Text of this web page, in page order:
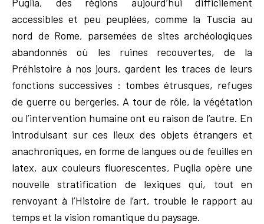
accessibles et peu peuplées, comme la Tuscia au
nord de Rome, parsemées de sites archéologiques
abandonnés où les ruines recouvertes, de la
Préhistoire à nos jours, gardent les traces de leurs
fonctions successives : tombes étrusques, refuges
de guerre ou bergeries. A tour de rôle, la végétation
ou l’intervention humaine ont eu raison de l’autre. En
introduisant sur ces lieux des objets étrangers et
anachroniques, en forme de langues ou de feuilles en
latex, aux couleurs fluorescentes, Puglia opère une
nouvelle stratification de lexiques qui, tout en
renvoyant à l’Histoire de l’art, trouble le rapport au
temps et la vision romantique du paysage.